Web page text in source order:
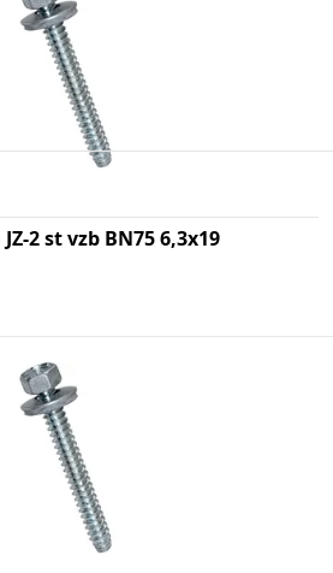
2 st vzb BN75 6,3x19